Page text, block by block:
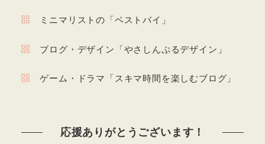
ミニマリストの「ベストバイ」
ブログ・デザイン「やさしんぷるデザイン」
ゲーム・ドラマ「スキマ時間を楽しむブログ」
応援ありがとうございます！